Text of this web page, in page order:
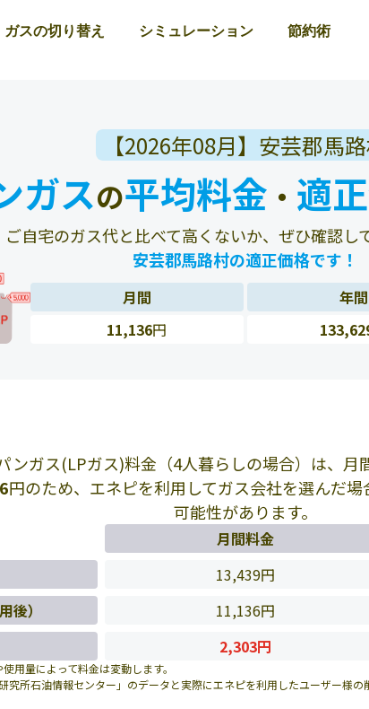
ガスの切り替え シミュレーション 節約術
【2026年08月】安芸郡馬
ガスの平均料金 ・ 適
ご自宅のガス代と比べて高くないか、ぜひ確認し
安芸郡馬路村の適正価格です！
月間
年間
11,136円
ンガス(LPガス)料金（4人暮らしの場合）は、月
円のため、エネピを利用してガス会社を選んだ場
可能性があります。
月間料金
13,439円
後）
11,136円
2,303円
用量によって料金は変動します。
所石油情報センター」のデータと実際にエネピを利用したユーザー様の